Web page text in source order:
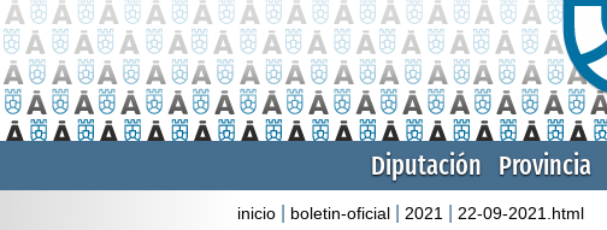
Diputación Provincia
inicio boletin-oficial 2021 22-09-2021.html